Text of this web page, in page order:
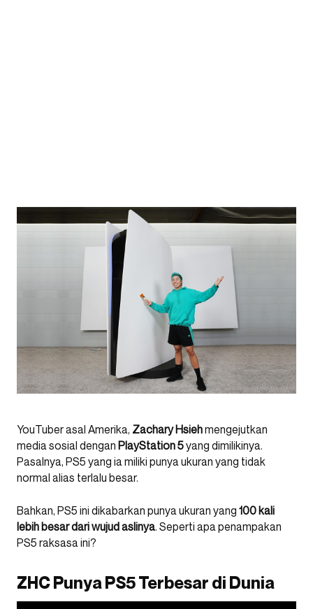
YouTuber asal Amerika, Zachary Hsiehmengejutkan
media sosial dengan PlayStation 5yang dimilikinya.
Pasalnya, PS5 yang ia miliki punya ukuran yang tidak
normal alias terlalu besar.
Bahkan, PS5 ini dikabarkan punya ukuran yang 100 kali
lebih besar dari wujud aslinya. Seperti apa penampakan
PS5 raksasa ini?
ZHC Punya PS5 Terbesar di Dunia